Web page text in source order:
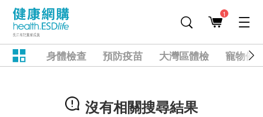
1
身體檢查 預防疫苗 大灣區體檢 寵物健
沒有相關搜尋結果